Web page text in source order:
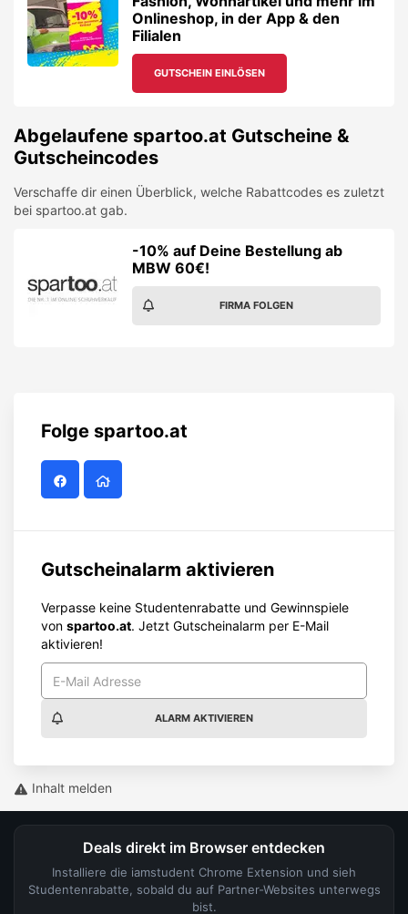
Onlineshop, in der App & den
Filialen
GUTSCHEIN EINLÖSEN
Abgelaufene spartoo.at Gutscheine &
Gutscheincodes
Verschaffe dir einen Überblick, welche Rabattcodes es zuletzt
bei spartoo.at gab.
-10% auf Deine Bestellung ab
MBW 60€!
FIRMA FOLGEN
Folge spartoo.at
Gutscheinalarm aktivieren
Verpasse keine Studentenrabatte und Gewinnspiele
von spartoo.at. Jetzt Gutscheinalarm per E-Mail
aktivieren!
ALARM AKTIVIEREN
Inhalt melden
Deals direkt im Browser entdecken
Installiere die iamstudent Chrome Extension und sieh
Studentenrabatte, sobald du auf Partner-Websites unterwegs
bist.